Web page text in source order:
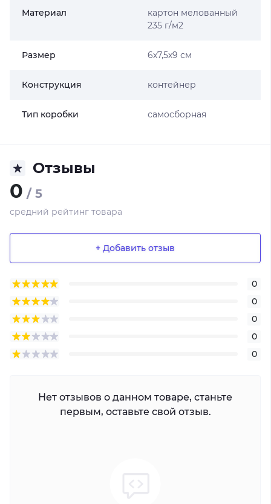
Материал
картон мелованный
235 г/м2
Размер 6х7,5х9 см
Конструкция контейнер
Тип коробки самосборная
Отзывы
0 / 5
средний рейтинг товара
+ Добавить отзыв
0
0
0
0
0
Нет отзывов о данном товаре, станьте
первым, оставьте свой отзыв.